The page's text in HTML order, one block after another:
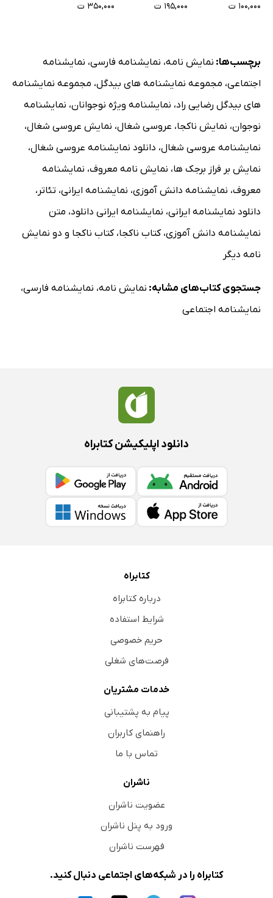
۱۰۰,۰۰۰ ت
۱۹۵,۰۰۰ ت
۳۵۰,۰۰۰ ت
برچسب‌ها: نمایش نامه، نمایشنامه فارسی، نمایشنامه
اجتماعی، مجموعه نمایشنامه های بیدگل، مجموعه نمایشنامه
های بیدگل رضایی راد، نمایشنامه ویژه نوجوانان، نمایشنامه
نوجوان، نمایش ناکجا، عروسی شغال، نمایش عروسی شغال،
نمایشنامه عروسی شغال، دانلود نمایشنامه عروسی شغال،
نمایش بر فراز برجک ها، نمایش نامه معروف، نمایشنامه
معروف، نمایشنامه دانش آموزی، نمایشنامه ایرانی، تئاتر ،
دانلود نمایشنامه ایرانی، نمایشنامه ایرانی دانلود، متن
نمایشنامه دانش آموزی،کتاب ناکجا،کتاب ناکجا و دو نمایش
نامه دیگر
جستجوی کتاب‌های مشابه: نمایش نامه، نمایشنامه فارسی،
نمایشنامه اجتماعی
دانلود اپلیکیشن کتابراه
کتابراه
درباره کتابراه
شرایط استفاده
حریم خصوصی
فرصت‌های شغلی
خدمات مشتریان
پیام به پشتیبانی
راهنمای کاربران
تماس با ما
ناشران
عضویت ناشران
ورود به پنل ناشران
فهرست ناشران
کتابراه را در شبکه‌های اجتماعی دنبال کنید.